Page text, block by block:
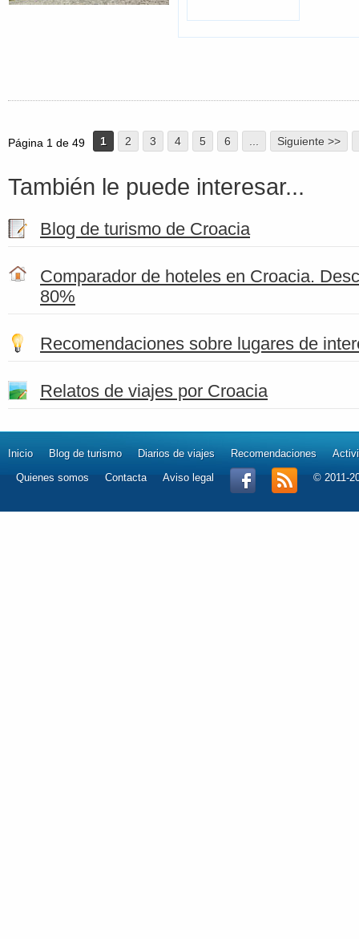
Página 1 de 49 1 2 3 4 5 6 Siguiente >>
También le puede interesar...
Blog de turismo de Croacia
Comparador de hoteles en Croacia.
80%
Recomendaciones sobre lugares de
Relatos de viajes por Croacia
Inicio Blog de turismo Diarios de viajes Recomendaciones
Quienes somos
Contacta Aviso legal © 2011-